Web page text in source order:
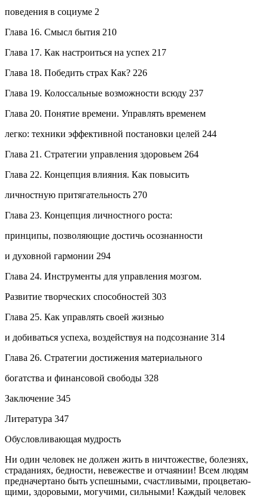
поведения в социуме 2
Глава 16. Смысл бытия 210
Глава 17. Как настроиться на успех 217
Глава 18. Победить страх Как? 226
Глава 19. Колоссальные возможности всюду 237
Глава 20. Понятие времени. Управлять временем
легко: техники эффективной постановки целей 244
Глава 21. Стратегии управления здоровьем 264
Глава 22. Концепция влияния. Как повысить
личностную притягательность 270
Глава 23. Концепция личностного роста:
принципы, позволяющие достичь осознанности
и духовной гармонии 294
Глава 24. Инструменты для управления мозгом.
Развитие творческих способностей 303
Глава 25. Как управлять своей жизнью
и добиваться успеха, воздействуя на подсознание 314
Глава 26. Стратегии достижения материального
богатства и финансовой свободы 328
Заключение 345
Литература 347
Обусловливающая мудрость
Ни один человек не должен жить в ничтожестве, болезнях,
страданиях, бедности, невежестве и отчаянии! Всем людям
предначертано быть успешными, счастливыми, процветаю-
щими, здоровыми, могучими, сильными! Каждый человек